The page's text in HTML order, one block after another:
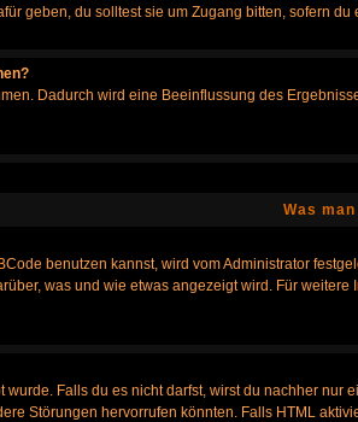
geben, du solltest sie um Zugang bitten, sofern
Dadurch wird eine Beeinflussung des
Was
benutzen kannst, wird vom Administrator
was und wie etwas angezeigt wird. Für
Falls du es nicht darfst, wirst du nachher nur
Störungen hervorrufen könnten. Falls HTML